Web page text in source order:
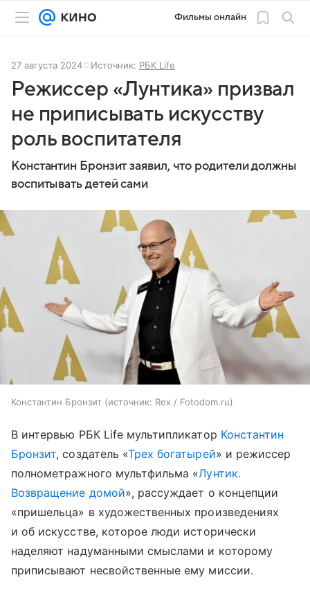
Фильмы онлайн
27 августа 2024 Источник: РБК Life
Режиссер «Лунтика» призвал
не приписывать искусству
роль воспитателя
Константин Бронзит заявил, что родители должны
воспитывать детей сами
Константин Бронзит источник: Rex / Fotodom.ru
В интервью РБК Life мультипликатор Константин
Бронзит, создатель «Трех богатырей» и режиссер
полнометражного мультфильма «Лунтик.
Возвращение домой», рассуждает о концепции
«пришельца» в художественных произведениях
и об искусстве, которое люди исторически
наделяют надуманными смыслами и которому
приписывают несвойственные ему миссии.